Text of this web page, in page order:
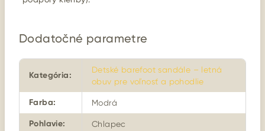
Dodatočné parametre
Kategória:
Detské barefoot sandále – letná
obuv pre voľnosť a pohodlie
Farba: Modrá
Pohlavie: Chlapec